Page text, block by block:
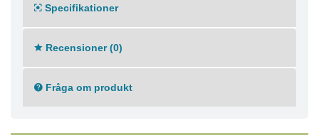
Specifikationer
Recensioner (0)
Fråga om produkt